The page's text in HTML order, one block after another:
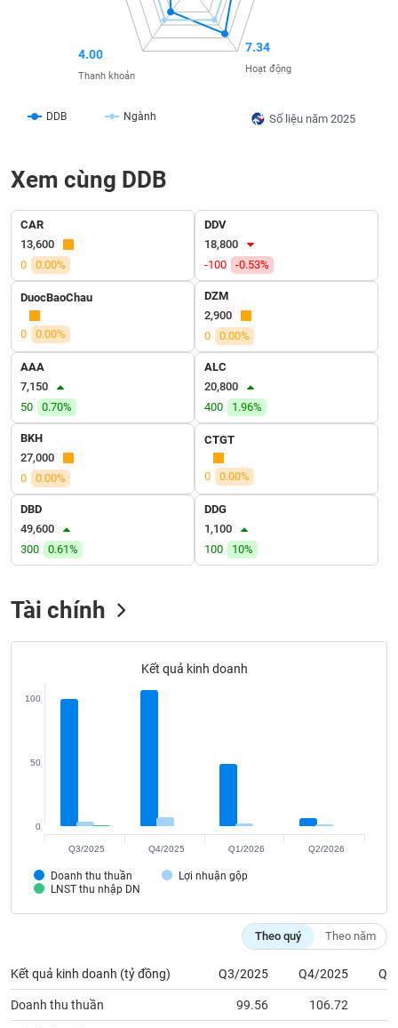
Số liệu năm 2025
DDB Ngành
7.34
Hoạt động
4.00
Thanh khoản
Xem cùng DDB
CAR
13,600
0
0.00%
DDV
18,800
-100
-0.53%
DuocBaoChau
0 0.00%
DZM
2,900
0
0.00%
AAA
7,150
50
0.70%
ALC
20,800
400
1.96%
BKH
27,000
0
0.00%
CTGT
0 0.00%
DBD
49,600
300
0.61%
DDG
1,100
100
10%
Tài chính
Kết quả kinh doanh
Doanh thu thuần
Lợi nhuận gộp
LNST thu nhập DN
0
50
100
Q3/2025 Q4/2025 Q1/2026 Q2/2026
Theo quý Theo năm
Kết quả kinh doanh (tỷ đồng) Q3/2025 Q4/2025
Doanh thu thuần 99.56 106.72
CÔNG
NGHỆ
THÔNG
TIN
DỊCH
VỤ
TRUYỀN
THÔNG
TIỆN
ÍCH
BẤT
(-)
Tất cả Người nội bộ Người liên quan Cổ đông lớn
tức
(-)